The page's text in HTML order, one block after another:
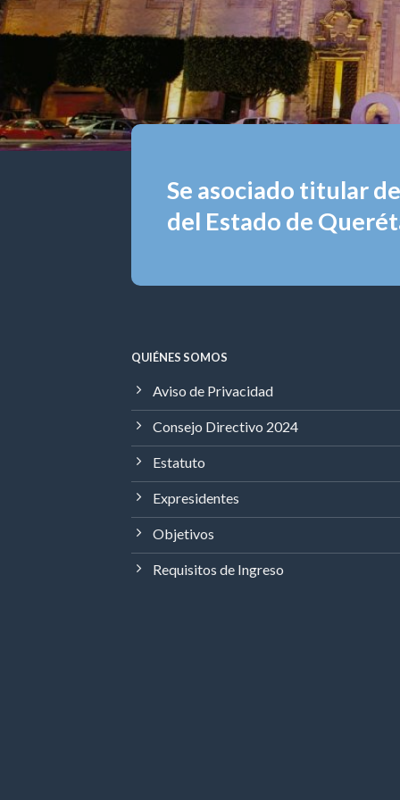
Se asociado titular
del Estado de
QUIÉNES SOMOS
Aviso de Privacidad
Consejo Directivo 2024
Estatuto
Expresidentes
Objetivos
Requisitos de Ingreso